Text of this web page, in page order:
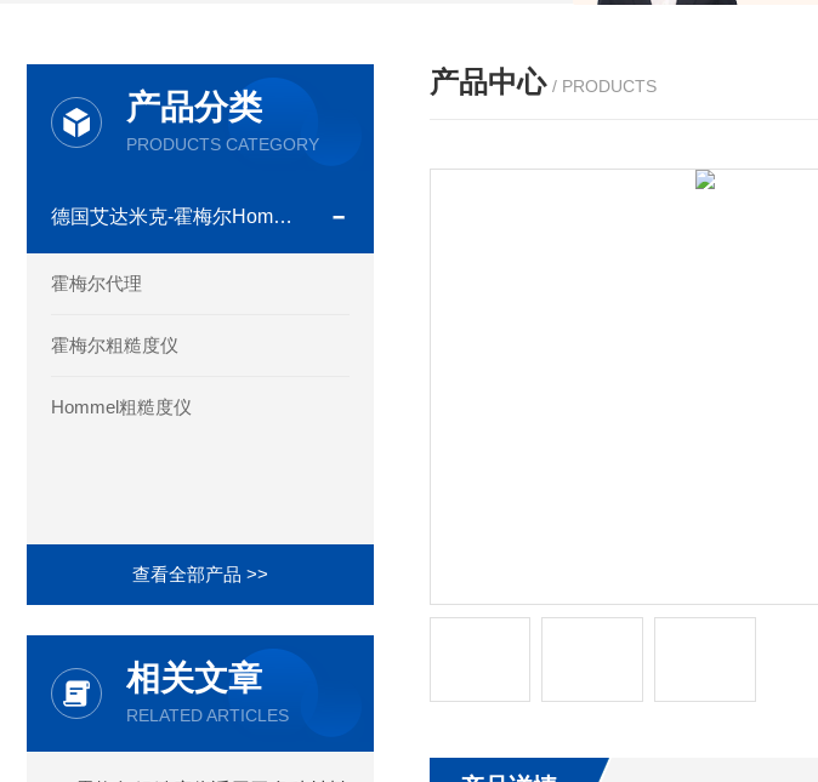
产品分类
PRODUCTS CATEGORY
德国艾达米克-霍梅尔Hommel
霍梅尔代理
霍梅尔粗糙度仪
Hommel粗糙度仪
查看全部产品 >>
相关文章
RELATED ARTICLES
产品中心 / PRODUCTS